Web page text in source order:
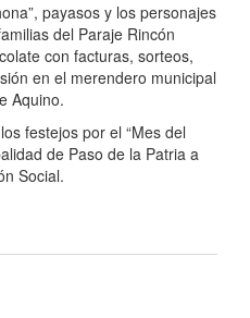
payasos y los personajes
del Paraje Rincón
con facturas, sorteos,
en el merendero municipal
Aquino.
festejos por el “Mes del
de Paso de la Patria a
Social.